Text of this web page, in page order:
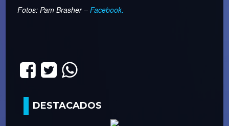
Fotos: Pam Brasher – Facebook.
DESTACADOS